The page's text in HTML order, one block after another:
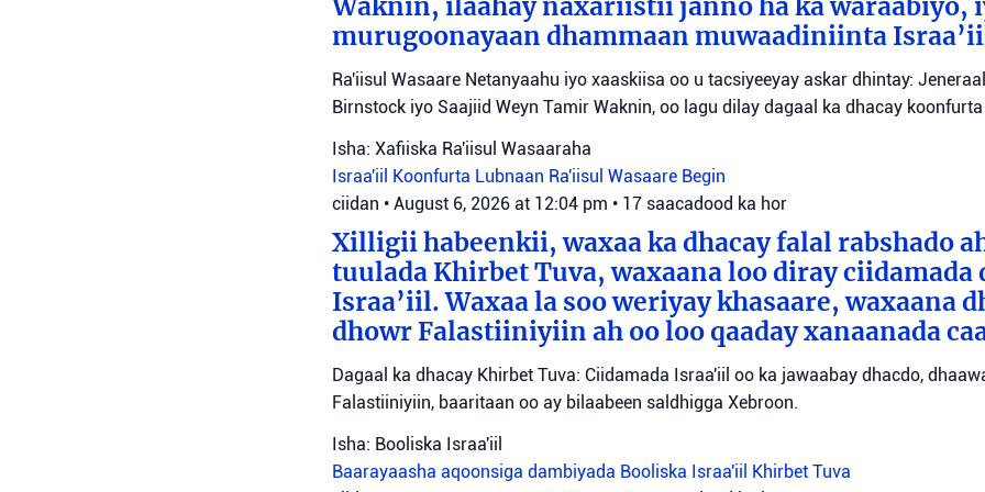
Waknin, ilaahay naxariistii janno ha ka waraabiyo,
murugoonayaan dhammaan muwaadiniinta
Ra'iisul Wasaare Netanyaahu iyo xaaskiisa oo u tacsiyeeyay askar dhintay:
Birnstock iyo Saajiid Weyn Tamir Waknin, oo lagu dilay dagaal ka dhacay
Isha: Xafiiska Ra'iisul Wasaaraha
Israa'iil Koonfurta Lubnaan Ra'iisul Wasaare Begin
ciidan • August 6, 2026 at 12:04 pm • 17 saacadood ka hor
Xilligii habeenkii, waxaa ka dhacay falal rabshado
tuulada Khirbet Tuva, waxaana loo diray ciidamada
Israa’iil. Waxaa la soo weriyay khasaare, waxaana
dhowr Falastiiniyiin ah oo loo qaaday xanaanada
Dagaal ka dhacay Khirbet Tuva: Ciidamada Israa'iil oo ka jawaabay dhacdo,
Falastiiniyiin, baaritaan oo ay bilaabeen saldhigga Xebroon.
Isha: Booliska Israa'iil
Baarayaasha aqoonsiga dambiyada Booliska Israa'iil Khirbet Tuva